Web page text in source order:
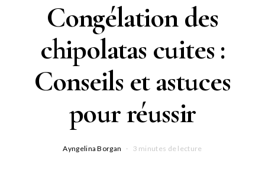
Congélation des
chipolatas cuites :
Conseils et astuces
pour réussir
Ayngelina Borgan 3 minutes de lecture